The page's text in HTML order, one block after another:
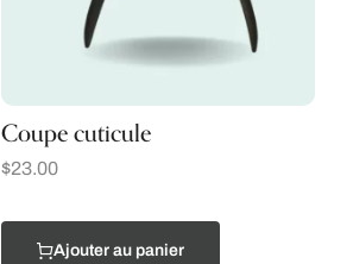
Coupe cuticule
$23.00
Ajouter au panier